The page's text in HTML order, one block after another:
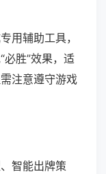
用辅助工具，
必胜”效果，适
注意遵守游戏
智能出牌策